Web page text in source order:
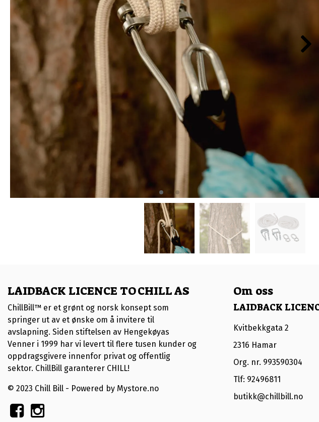
LAIDBACK LICENCE TO CHILL AS
ChillBill™ er et grønt og norsk konsept som
springer ut av et ønske om å invitere til
avslapning. Siden stiftelsen av Hengekøyas
Venner i 1999 har vi levert til flere tusen kunder og
oppdragsgivere innenfor privat og offentlig
sektor. ChillBill garanterer CHILL!
© 2023 Chill Bill - Powered by Mystore.no
Om oss
LAIDBACK
Kvitbekkgata 2
2316 Hamar
Org. nr. 993590304
Tlf: 92496811
butikk@chillbill.no